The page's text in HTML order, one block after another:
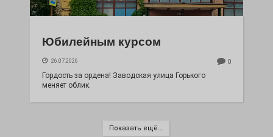
Юбилейным курсом
26.07.2026 0
Гордость за ордена! Заводская улица Горького
меняет облик.
Показать ещё...